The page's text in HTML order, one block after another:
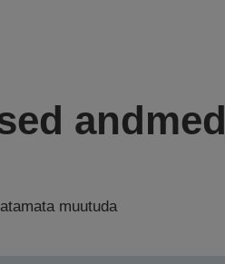
andmed
muutuda